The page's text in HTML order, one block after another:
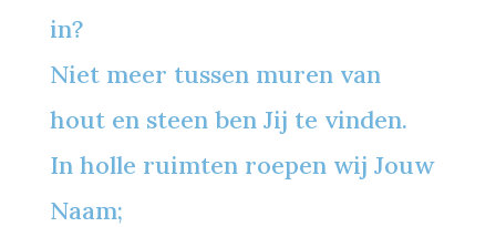
in?
Niet meer tussen muren van
hout en steen ben Jij te vinden.
In holle ruimten roepen wij Jouw
Naam;